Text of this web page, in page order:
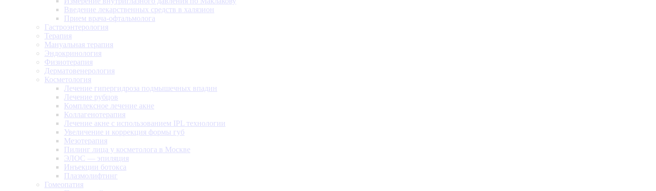
Введение лекарственных средств в халязион
Прием врача-офтальмолога
Гастроэнтерология
Терапия
Мануальная терапия
Эндокринология
Физиотерапия
Дерматовенерология
Косметология
Лечение гипергидроза подмышечных впадин
Лечение рубцов
Комплексное лечение акне
Коллагенотерапия
Лечение акне с использованием IPL технологии
Увеличение и коррекция формы губ
Мезотерапия
Пилинг лица у косметолога в Москве
ЭЛОС — эпиляция
Инъекции ботокса
Плазмолифтинг
Гомеопатия